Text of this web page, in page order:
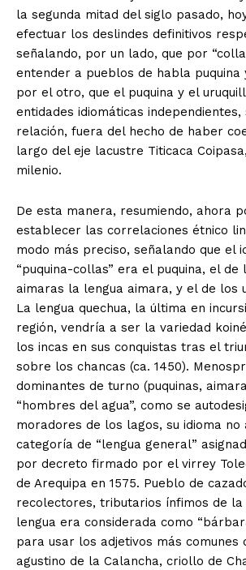
la segunda mitad del siglo pasado,
efectuar los deslindes definitivos
señalando, por un lado, que por
entender a pueblos de habla puquina
por el otro, que el puquina y el
entidades idiomáticas independientes,
relación, fuera del hecho de haber
largo del eje lacustre Titicaca
milenio.
De esta manera, resumiendo, ahora
establecer las correlaciones étnico
modo más preciso, señalando que el
“puquina-collas” era el puquina, el de
aimaras la lengua aimara, y el de los
La lengua quechua, la última en
región, vendría a ser la variedad
los incas en sus conquistas tras el
sobre los chancas (ca. 1450).
dominantes de turno (puquinas,
“hombres del agua”, como se
moradores de los lagos, su idioma no
categoría de “lengua general”
por decreto firmado por el virrey
de Arequipa en 1575. Pueblo de
recolectores, tributarios ínfimos de la
lengua era considerada como
para usar los adjetivos más comunes
agustino de la Calancha, criollo de